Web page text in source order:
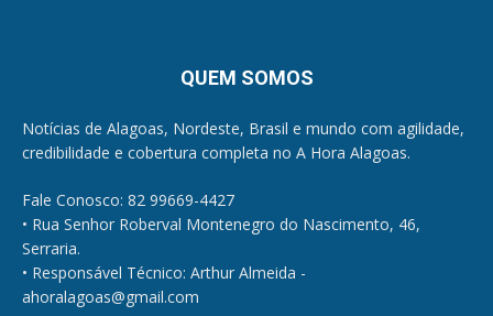
QUEM SOMOS
Notícias de Alagoas, Nordeste, Brasil e mundo com agilidade,
credibilidade e cobertura completa no A Hora Alagoas.
Fale Conosco: 82 99669-4427
• Rua Senhor Roberval Montenegro do Nascimento, 46,
Serraria.
• Responsável Técnico: Arthur Almeida -
ahoralagoas@gmail.com